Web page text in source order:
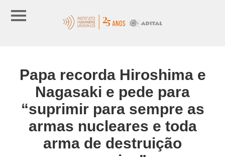
Papa recorda Hiroshima e
Nagasaki e pede para
“suprimir para sempre as
armas nucleares e toda
arma de destruição